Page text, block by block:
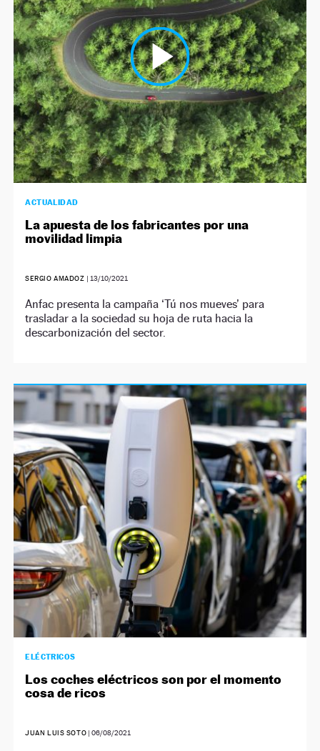
NEWSLETTER
SÍGUENOS
ACTUALIDAD
La apuesta de los fabricantes por una
movilidad limpia
SERGIO AMADOZ | 13/10/2021
Anfac presenta la campaña ‘Tú nos mueves’ para
trasladar a la sociedad su hoja de ruta hacia la
descarbonización del sector.
ELÉCTRICOS
Los coches eléctricos son por el momento
cosa de ricos
JUAN LUIS SOTO |06/08/2021